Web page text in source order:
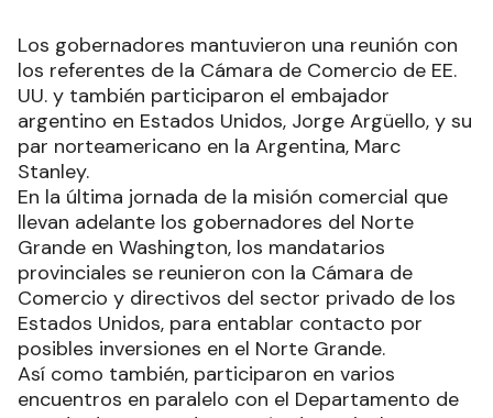
Los gobernadores mantuvieron una reunión con
los referentes de la Cámara de Comercio de EE.
UU. y también participaron el embajador
argentino en Estados Unidos, Jorge Argüello, y su
par norteamericano en la Argentina, Marc
Stanley.
En la última jornada de la misión comercial que
llevan adelante los gobernadores del Norte
Grande en Washington, los mandatarios
provinciales se reunieron con la Cámara de
Comercio y directivos del sector privado de los
Estados Unidos, para entablar contacto por
posibles inversiones en el Norte Grande.
Así como también, participaron en varios
encuentros en paralelo con el Departamento de